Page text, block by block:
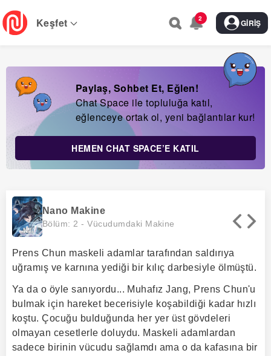
Skip
to
main
Keşfet 2 GIRIŞ
Paylaş, Sohbet Et, Eğlen!
Chat Space ile topluluğa katıl,
eğlenceye ortak ol, yeni bağlantılar kur!
HEMEN CHAT SPACE’E KATIL
Nano Makine
Bölüm: 2 -Vücudumdaki Makine
Prens Chun maskeli adamlar tarafından saldırıya
uğramış ve karnına yediği bir kılıç darbesiyle ölmüştü.
Ya da o öyle sanıyordu... Muhafız Jang, Prens Chun'u
bulmak için hareket becerisiyle koşabildiği kadar hızlı
koştu. Çocuğu bulduğunda her yer üst gövdeleri
olmayan cesetlerle doluydu. Maskeli adamlardan
sadece birinin vücudu sağlamdı ama o da kafasına bir